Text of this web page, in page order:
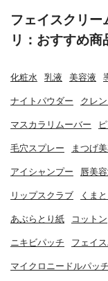
フェイスクリ
リ：おすすめ
化粧水 乳液 美容液
ナイトパウダー クレ
マスカラリムーバー
毛穴スプレー まつげ
アイシャンプー 唇美
リップスクラブ くま
あぶらとり紙 コットン
ニキビパッチ フェイ
マイクロニードルパッチ